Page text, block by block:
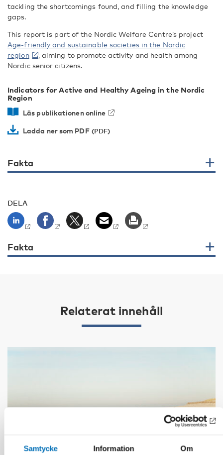
Samtycke Information Om
tackling the shortcomings found, and filling the knowledge
gaps.
This report is part of the Nordic Welfare Centre’s project
Age-friendly and sustainable societies in the Nordic
region
, aiming to promote activity and health among
Nordic senior citizens.
Indicators for Active and Healthy Ageing in the Nordic
Region
Läs publikationen online
Ladda ner som PDF
Fakta
DELA
Fakta
Relaterat innehåll